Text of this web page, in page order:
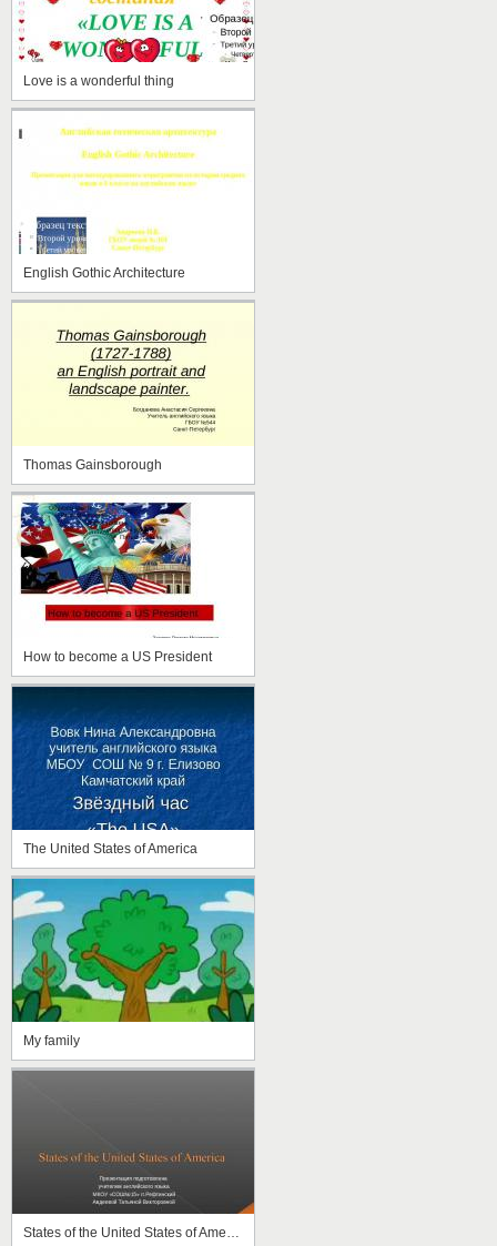
Love is a wonderful thing
English Gothic Architecture
Thomas Gainsborough
How to become a US President
The United States of America
My family